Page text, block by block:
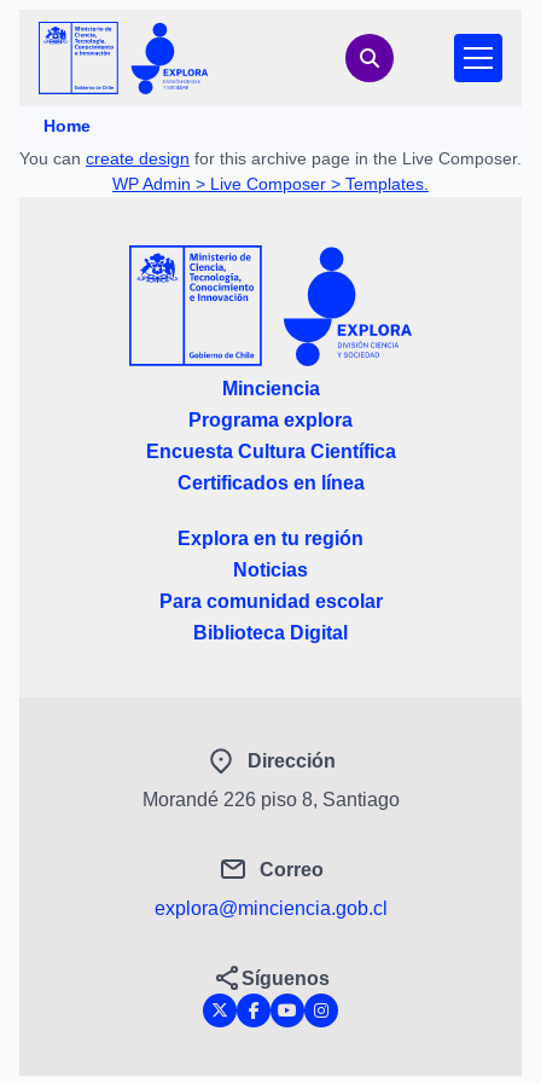
Home
You can create design for this archive page in the Live Composer.
WP Admin > Live Composer > Templates.
Minciencia
Programa explora
Encuesta Cultura Científica
Certificados en línea
Explora en tu región
Noticias
Para comunidad escolar
Biblioteca Digital
Dirección
Morandé 226 piso 8, Santiago
Correo
explora@minciencia.gob.cl
Síguenos